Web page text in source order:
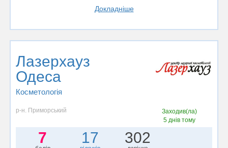
Докладніше
Лазерхауз
Одеса
Косметологія
р-н. Приморський
Заходив(ла)
5 днів тому
7 17 302